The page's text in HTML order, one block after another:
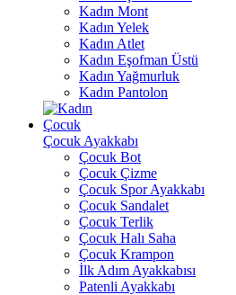
Kadın Mont
Kadın Yelek
Kadın Atlet
Kadın Eşofman Üstü
Kadın Yağmurluk
Kadın Pantolon
Çocuk
Çocuk Ayakkabı
Çocuk Bot
Çocuk Çizme
Çocuk Spor Ayakkabı
Çocuk Sandalet
Çocuk Terlik
Çocuk Halı Saha
Çocuk Krampon
İlk Adım Ayakkabısı
Patenli Ayakkabı